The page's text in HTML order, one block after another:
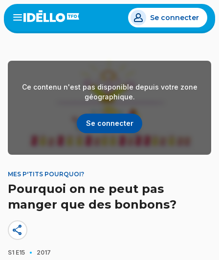
Aller
au
contenu
Open
menu
Se connecter
Ce contenu n'est pas disponible depuis votre zone
géographique.
Se connecter
MES P'TITS POURQUOI?
Pourquoi on ne peut pas
manger que des bonbons?
share
S1 E15 · 2017